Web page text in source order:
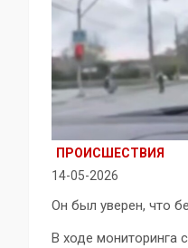
ПРОИСШЕСТВИЯ
14-05-2026
Он был уверен, что
В ходе мониторинга